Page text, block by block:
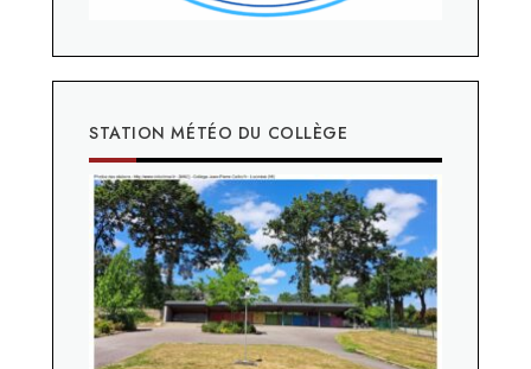
STATION MÉTÉO DU COLLÈGE